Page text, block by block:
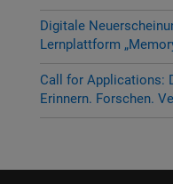
Digitale
Lernplattform
Call for Applications:
Erinnern. Forschen.